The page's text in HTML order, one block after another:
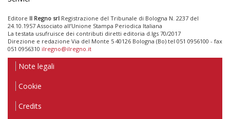
Editore Il Regno srl Registrazione del Tribunale di Bologna N. 2237 del
24.10.1957 Associato all’Unione Stampa Periodica Italiana
La testata usufruisce dei contributi diretti editoria d.lgs 70/2017
Direzione e redazione Via del Monte 5 40126 Bologna (Bo) tel 051 0956100 - fax
051 0956310 ilregno@ilregno.it
Note legali
Cookie
Credits